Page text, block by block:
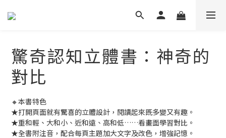
驚奇認知立體書：神奇的
對比
🔸本書特色
★打開頁面就有驚喜的立體設計，閱讀起來既多變又有趣。
★重和輕、大和小、近和遠、高和低……看畫面學習對比。
★全書附注音，配合每頁主題加大文字及改色，增強記憶。